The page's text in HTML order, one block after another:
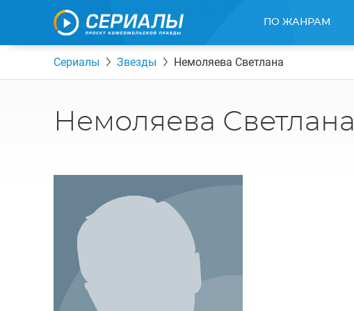
ПО ЖАНРАМ
Сериалы Звезды Немоляева Светлана
Немоляева Светлана